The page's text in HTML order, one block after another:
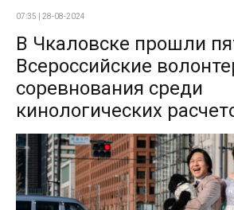
07:35 | 28-08-2024
В Чкаловске прошли
Всероссийские
соревнования среди
кинологических